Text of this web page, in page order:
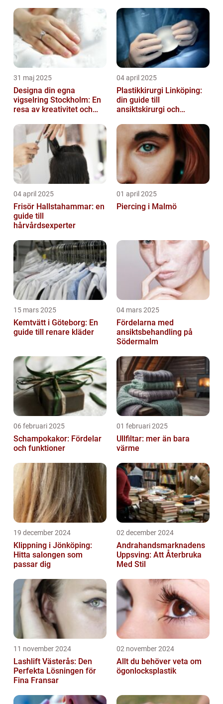
31 maj 2025
Designa din egna
vigselring Stockholm: En
resa av kreativitet och
04 april 2025
Plastikkirurgi Linköping:
din guide till
ansiktskirurgi och
04 april 2025
Frisör Hallstahammar: en
guide till
hårvårdsexperter
01 april 2025
Piercing i Malmö
15 mars 2025
Kemtvätt i Göteborg: En
guide till renare kläder
04 mars 2025
Fördelarna med
ansiktsbehandling på
Södermalm
06 februari 2025
Schampokakor: Fördelar
och funktioner
01 februari 2025
Ullfiltar: mer än bara
värme
19 december 2024
Klippning i Jönköping:
Hitta salongen som
passar dig
02 december 2024
Andrahandsmarknadens
Uppsving: Att Återbruka
Med Stil
11 november 2024
Lashlift Västerås: Den
Perfekta Lösningen för
Fina Fransar
02 november 2024
Allt du behöver veta om
ögonlocksplastik